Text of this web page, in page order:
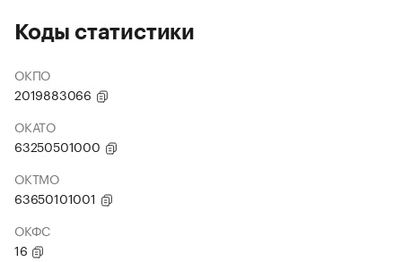
Коды статистики
ОКПО
2019883066
ОКАТО
63250501000
ОКТМО
63650101001
ОКФС
16